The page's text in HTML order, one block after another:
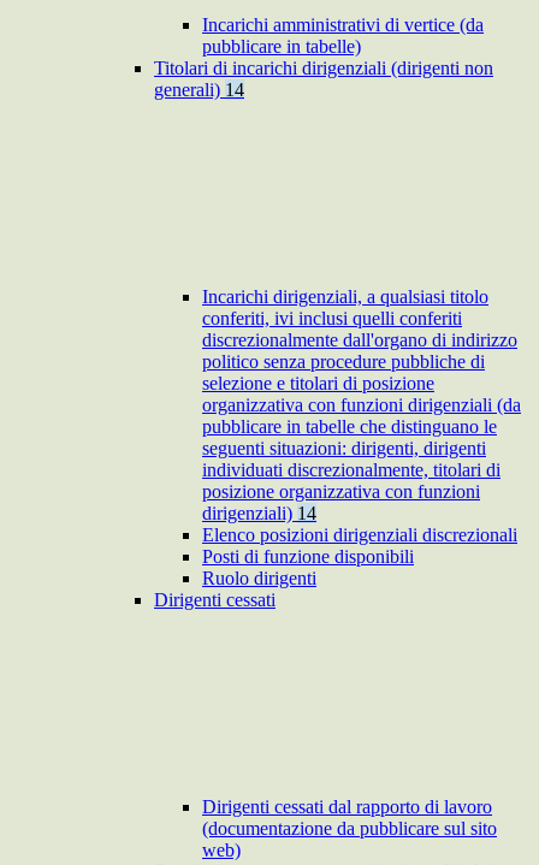
Incarichi amministrativi di vertice (da
pubblicare in tabelle)
Titolari di incarichi dirigenziali (dirigenti non
generali) 14
Incarichi dirigenziali, a qualsiasi titolo
conferiti, ivi inclusi quelli conferiti
discrezionalmente dall'organo di indirizzo
politico senza procedure pubbliche di
selezione e titolari di posizione
organizzativa con funzioni dirigenziali (da
pubblicare in tabelle che distinguano le
seguenti situazioni: dirigenti, dirigenti
individuati discrezionalmente, titolari di
posizione organizzativa con funzioni
dirigenziali) 14
Elenco posizioni dirigenziali discrezionali
Posti di funzione disponibili
Ruolo dirigenti
Dirigenti cessati
Dirigenti cessati dal rapporto di lavoro
(documentazione da pubblicare sul sito
web)